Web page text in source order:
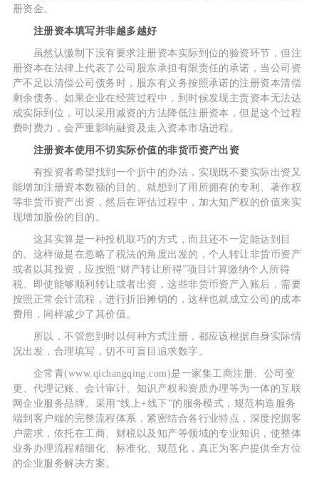
册资金。
注册资本填写并非越多越好
虽然认缴制下没有要求注册资本实际到位的验资环节，但注
册资本在法律上代表了公司股东承担有限责任的承诺，当公司资
产不足以清偿公司债务时，股东有义务按照承诺的注册资本清偿
剩余债务。如果企业在经营过程中，到时候发现主责资本无法达
成实际到位，可以采用减资的方法降低注册资本，但是这个过程
费时费力，会严重影响融资及走入资本市场进程。
注册资本使用不切实际价值的非货币资产出资
有投资者希望找到一个折中的办法，实现既不要实际出资又
能增加注册资本数额的目的。就想到了用所拥有的专利、著作权
等非货币资产出资，然后在评估过程中，加大知产权的价值来实
现增加股份的目的。
这其实算是一种投机取巧的方式，而且还不一定能达到目
的。这样做是在忽略了税法的角度出发的，个人转让非货币资产
或者以其投资，应按照“财产转让所得”项目计算缴纳个人所得
税。即使能够顺利转让或者出资，这些非货币资产入账后，需要
按照正常会计流程，进行折旧摊销的，这样也就成立公司的成本
费用，同样减少了其价值。
所以，不管您到时以何种方式注册，都应该根据自身实际情
况出发，合理填写，切不可盲目追求数字。
企常青(www.qichangqing.com)是一家集工商注册、公司变
更、代理记账、会计审计、知识产权和资质办理等为一体的互联
网企业服务品牌。采用“线上+线下”的服务模式，规范构造服务
端到客户端的完整流程体系，紧密结合各行业特点，深度挖掘客
户需求，依托在工商、财税以及知产等领域的专业知识，使整体
业务办理流程精细化、标准化、规范化，真正为客户提供全方位
的企业服务解决方案。